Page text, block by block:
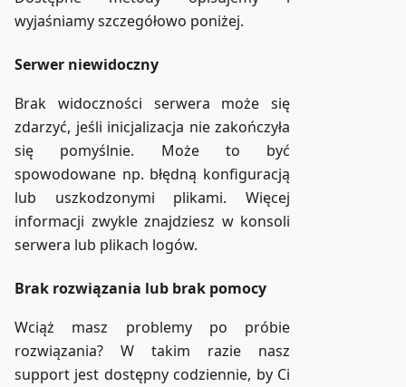
wyjaśniamy szczegółowo poniżej.
Serwer niewidoczny
Brak widoczności serwera może się
zdarzyć, jeśli inicjalizacja nie zakończyła
się pomyślnie. Może to być
spowodowane np. błędną konfiguracją
lub uszkodzonymi plikami. Więcej
informacji zwykle znajdziesz w konsoli
serwera lub plikach logów.
Brak rozwiązania lub brak pomocy
Wciąż masz problemy po próbie
rozwiązania? W takim razie nasz
support jest dostępny codziennie, by Ci